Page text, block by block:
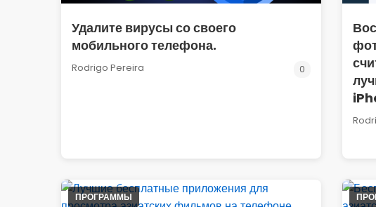
Удалите вирусы со своего
мобильного телефона.
Rodrigo Pereira 0
ПРОГРАММЫ